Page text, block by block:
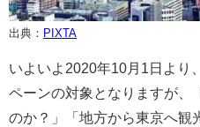
出典： PIXTA
いよいよ2020年10月1日より
ペーンの対象となりますが、
のか？」「地方から東京へ観